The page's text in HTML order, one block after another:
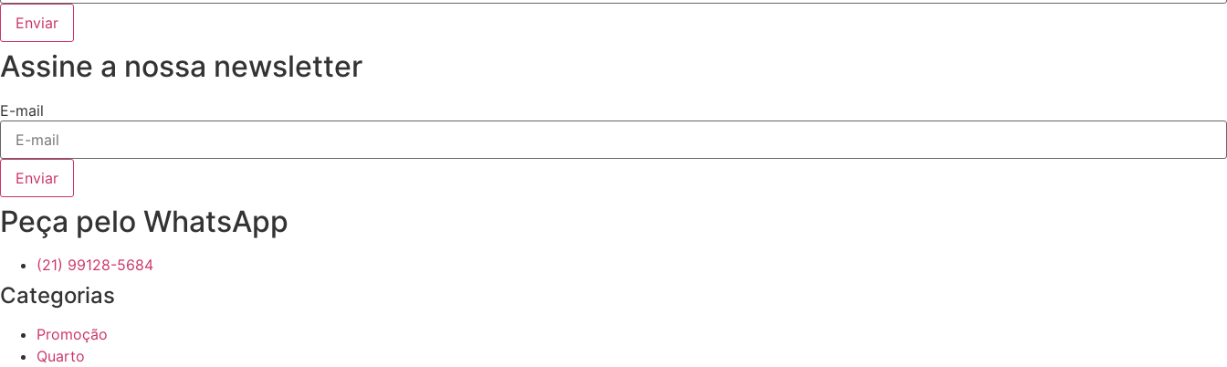
Enviar
Assine a nossa newsletter
E-mail
Enviar
Peça pelo WhatsApp
(21) 99128-5684
Categorias
Promoção
Quarto